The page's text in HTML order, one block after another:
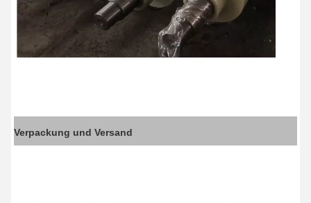
Verpackung und Versand